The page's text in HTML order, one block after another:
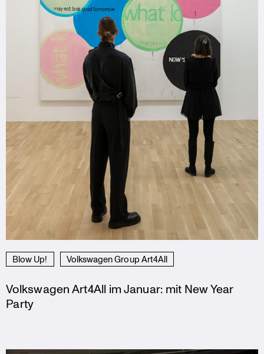
Blow Up! Volkswagen Group Art4All
Volkswagen Art4All im Januar: mit New Year
Party